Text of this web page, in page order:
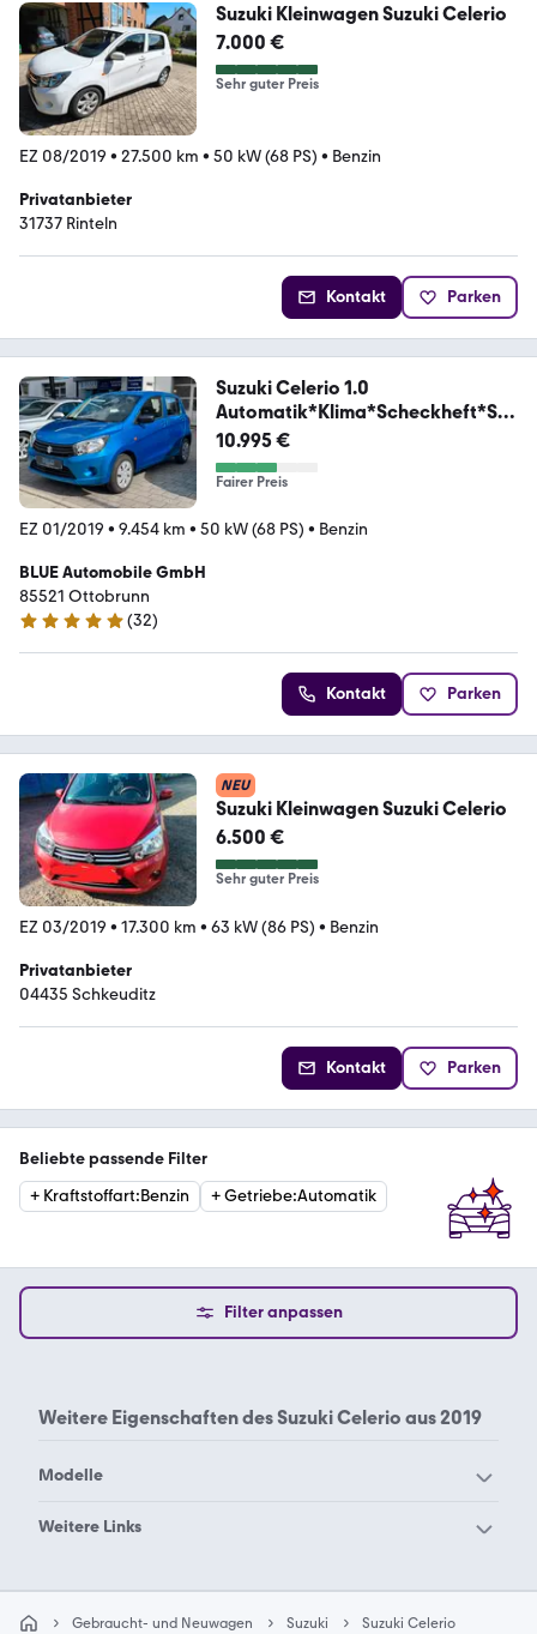
Suzuki Kleinwagen Suzuki Celerio
7.000 €
Sehr guter Preis
EZ 08/2019 • 27.500 km • 50 kW (68 PS) • Benzin
Privatanbieter
31737 Rinteln
Kontakt Parken
Suzuki Celerio 1.0
Automatik*Klima*Scheckheft*SR
*WR*
10.995 €
Fairer Preis
EZ 01/2019 • 9.454 km • 50 kW (68 PS) • Benzin
BLUE Automobile GmbH
85521 Ottobrunn
5 Sterne
(32)
Kontakt Parken
NEU
Suzuki Kleinwagen Suzuki Celerio
6.500 €
Sehr guter Preis
EZ 03/2019 • 17.300 km • 63 kW (86 PS) • Benzin
Privatanbieter
04435 Schkeuditz
Kontakt Parken
Beliebte passende Filter
+ Kraftstoffart:Benzin +Getriebe:Automatik
Filter anpassen
Weitere Eigenschaften desSuzuki Celerio aus 2019
Modelle
Suzuki Across
Suzuki Carry
Suzuki Celerio
Weitere Links
Gebraucht- und Neuwagen Suzuki Suzuki Celerio